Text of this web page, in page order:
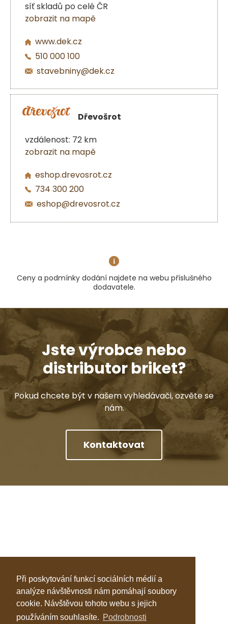
Při poskytování funkcí sociálních médií a
analýze návštěvnosti nám pomáhají soubory
cookie. Návštěvou tohoto webu s jejich
používáním souhlasíte. Podrobnosti
síť skladů po celé ČR
zobrazit na mapě
www.dek.cz
510 000 100
stavebniny@dek.cz
Dřevošrot
vzdálenost: 72 km
zobrazit na mapě
eshop.drevosrot.cz
734 300 200
eshop@drevosrot.cz
Ceny a podmínky dodání najdete na webu příslušného
dodavatele.
Jste výrobce nebo
distributor briket?
Pokud chcete být v našem vyhledávači, ozvěte se
nám.
Kontaktovat